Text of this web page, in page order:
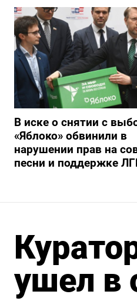
В иске о снятии с
«Яблоко» обвинили в
нарушении прав на
песни и поддержке
ушел в